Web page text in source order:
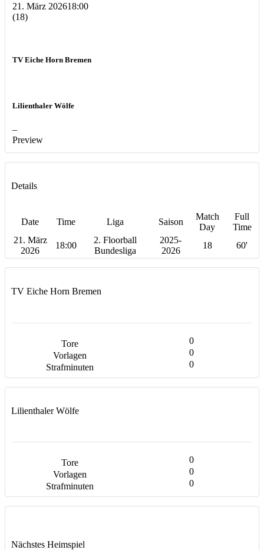
21. März 202618:00
(18)
TV Eiche Horn Bremen
Lilienthaler Wölfe
–
Preview
Details
Date Time Liga Saison
Match
Day
Full
Time
21. März
2026
18:00
2. Floorball
Bundesliga
2025-
2026
18 60'
TV Eiche Horn Bremen
0
0
0
Lilienthaler Wölfe
0
0
0
Nächstes Heimspiel